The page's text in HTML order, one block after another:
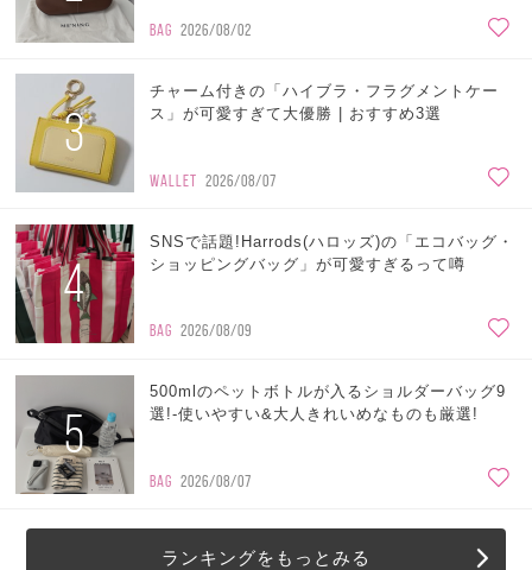
BAG 2026/08/02
3
チャーム付きの「ハイブラ・フラグメントケー
ス」が可愛すぎて大優勝 | おすすめ3選
WALLET 2026/08/07
4
SNSで話題!Harrods(ハロッズ)の「エコバッグ・
ショッピングバッグ」が可愛すぎるって噂
BAG 2026/08/09
5
500mlのペットボトルが入るショルダーバッグ9
選!-使いやすい&大人きれいめなものも厳選!
BAG 2026/08/07
ランキングをもっとみる